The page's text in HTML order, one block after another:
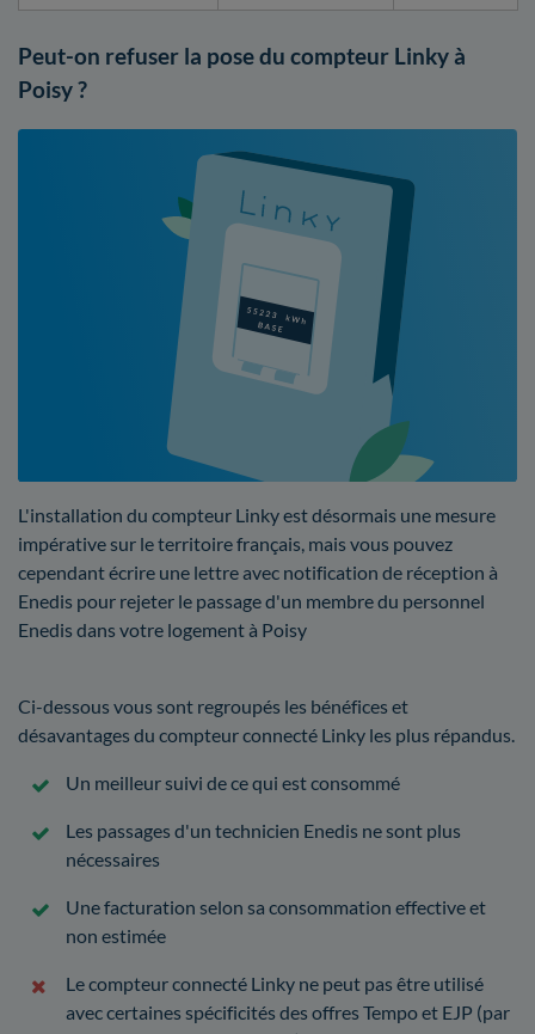
Peut-on refuser la pose du compteur Linky à
Poisy ?
L'installation du compteur Linky est désormais une mesure
impérative sur le territoire français, mais vous pouvez
cependant écrire une lettre avec notification de réception à
Enedis pour rejeter le passage d'un membre du personnel
Enedis dans votre logement à Poisy
Ci-dessous vous sont regroupés les bénéfices et
désavantages du compteur connecté Linky les plus répandus.
Un meilleur suivi de ce qui est consommé
Les passages d'un technicien Enedis ne sont plus
nécessaires
Une facturation selon sa consommation effective et
non estimée
Le compteur connecté Linky ne peut pas être utilisé
avec certaines spécificités des offres Tempo et EJP (par